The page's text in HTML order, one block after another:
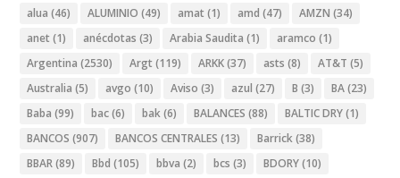
alua (46) ALUMINIO (49) amat (1) amd (47) AMZN (34)
anet (1) anécdotas (3) Arabia Saudita (1) aramco (1)
Argentina (2530) Argt (119) ARKK(37) asts (8) AT&T (5)
Australia (5) avgo (10) Aviso (3) azul (27) B (3) BA(23)
Baba (99) bac(6) bak(6) BALANCES (88) BALTIC DRY(1)
BANCOS (907) BANCOS CENTRALES (13) Barrick(38)
BBAR(89) Bbd (105) bbva (2) bcs (3) BDORY(10)